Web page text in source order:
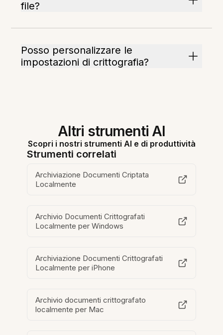
file?
Posso personalizzare le
impostazioni di crittografia?
Altri strumenti AI
Scopri i nostri strumenti AI e di produttività
Strumenti correlati
Archiviazione Documenti Criptata
Localmente
Archivio Documenti Crittografati
Localmente per Windows
Archiviazione Documenti Crittografati
Localmente per iPhone
Archivio documenti crittografato
localmente per Mac